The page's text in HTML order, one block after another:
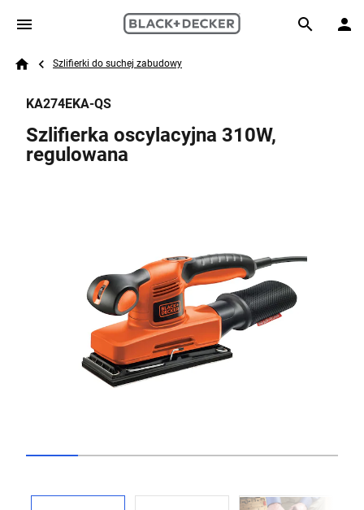
Skip to main content
Search
Breadcrumb
Szlifierki do suchej zabudowy
Previous
KA274EKA-QS
Szlifierka oscylacyjna 310W,
regulowana